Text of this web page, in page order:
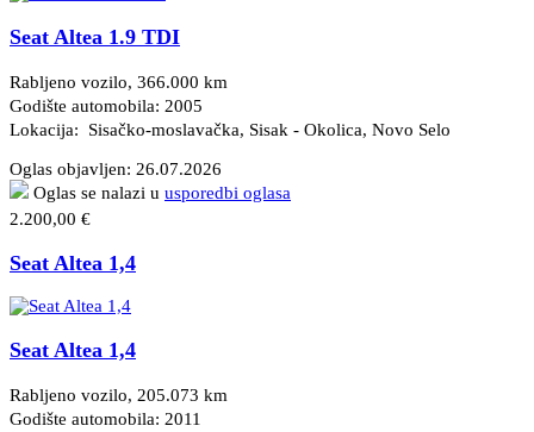
Seat Altea 1.9 TDI
Rabljeno vozilo, 366.000 km
Godište automobila: 2005
Lokacija: Sisačko-moslavačka, Sisak - Okolica, Novo Selo
Oglas objavljen: 26.07.2026
Oglas se nalazi u usporedbi oglasa
2.200,00 €
Seat Altea 1,4
Seat Altea 1,4
Rabljeno vozilo, 205.073 km
Godište automobila: 2011